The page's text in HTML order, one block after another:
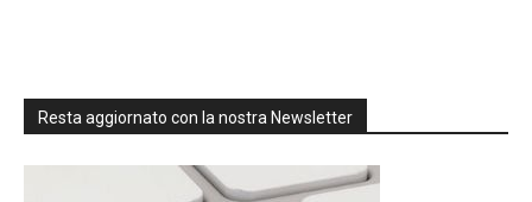
Resta aggiornato con la nostra Newsletter